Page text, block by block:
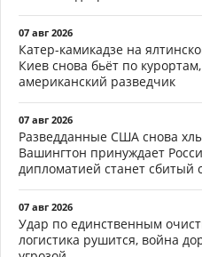
07 авг 2026
Катер-камикадзе на
Киев снова бьёт по
американский разведчик
07 авг 2026
Разведданные США снова
Вашингтон принуждает
дипломатией станет сбитый
07 авг 2026
Удар по единственным
логистика рушится, война